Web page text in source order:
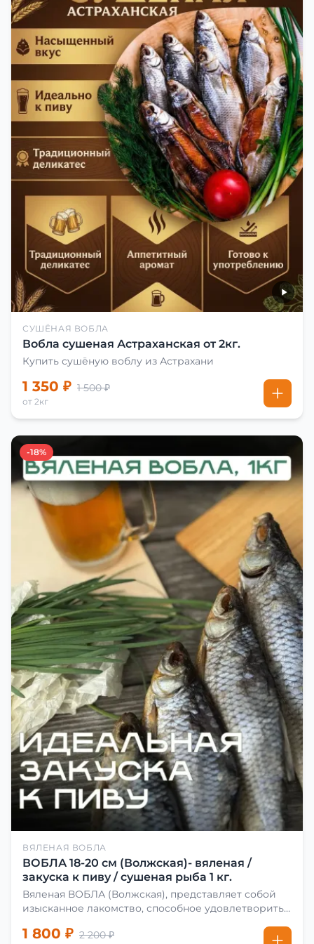
СУШЁНАЯ ВОБЛА
Вобла сушеная Астраханская от 2кг.
Купить сушёную воблу из Астрахани
1 350 ₽ 1 500 ₽
от 2кг
-18%
ВЯЛЕНАЯ ВОБЛА
ВОБЛА 18-20 см (Волжская)- вяленая /
закуска к пиву / сушеная рыба 1 кг.
Вяленая ВОБЛА (Волжская), представляет собой
изысканное лакомство, способное удовлетворить
сделать вяленую воблу, её сначала хорошо солят.
1 800 ₽ 2 200 ₽